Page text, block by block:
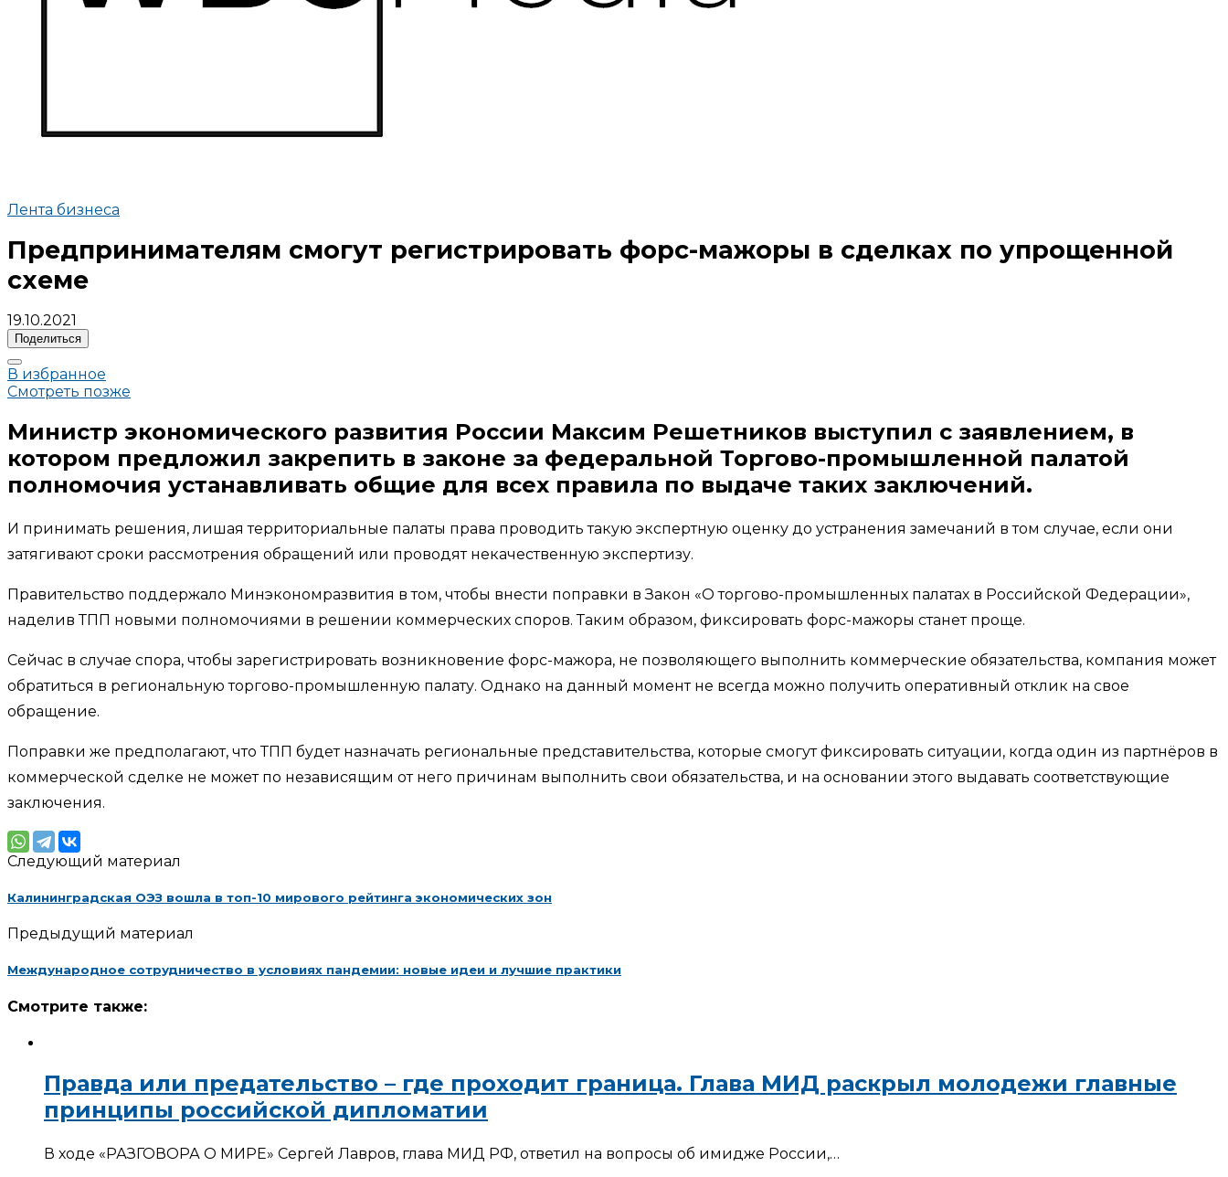
Лента бизнеса
Предпринимателям смогут регистрировать форс-мажоры в сделках по упрощенной
схеме
19.10.2021
Поделиться
В избранное
Смотреть позже
Министр экономического развития России Максим Решетников выступил с заявлением, в
котором предложил закрепить в законе за федеральной Торгово-промышленной палатой
полномочия устанавливать общие для всех правила по выдаче таких заключений.
И принимать решения, лишая территориальные палаты права проводить такую экспертную оценку до устранения замечаний в том случае, если они
затягивают сроки рассмотрения обращений или проводят некачественную экспертизу.
Правительство поддержало Минэкономразвития в том, чтобы внести поправки в Закон «О торгово-промышленных палатах в Российской Федерации»,
наделив ТПП новыми полномочиями в решении коммерческих споров. Таким образом, фиксировать форс-мажоры станет проще.
Сейчас в случае спора, чтобы зарегистрировать возникновение форс-мажора, не позволяющего выполнить коммерческие обязательства, компания может
обратиться в региональную торгово-промышленную палату. Однако на данный момент не всегда можно получить оперативный отклик на свое
обращение.
Поправки же предполагают, что ТПП будет назначать региональные представительства, которые смогут фиксировать ситуации, когда один из партнёров в
коммерческой сделке не может по независящим от него причинам выполнить свои обязательства, и на основании этого выдавать соответствующие
заключения.
Следующий материал
Калининградская ОЭЗ вошла в топ-10 мирового рейтинга экономических зон
Предыдущий материал
Международное сотрудничество в условиях пандемии: новые идеи и лучшие практики
Смотрите также:
Правда или предательство – где проходит граница. Глава МИД раскрыл молодежи главные
принципы российской дипломатии
В ходе «РАЗГОВОРА О МИРЕ» Сергей Лавров, глава МИД РФ, ответил на вопросы об имидже России,…